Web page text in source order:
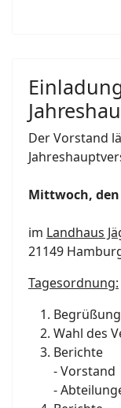
Der Vorstand
Mittwoch, den
im Landhaus
21149
Tagesordnung:
Begrüßung
Wahl des
Berichte
- Vorstand
-